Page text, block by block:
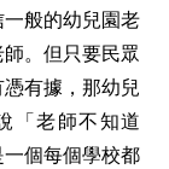
一般的幼兒園老
。但只要民眾
有據，那幼兒
「老師不知道
個每個學校都